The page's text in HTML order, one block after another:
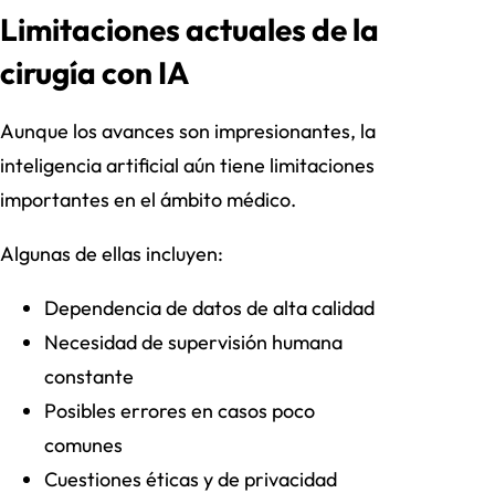
Limitaciones actuales de la
cirugía con IA
Aunque los avances son impresionantes, la
inteligencia artificial aún tiene limitaciones
importantes en el ámbito médico.
Algunas de ellas incluyen:
Dependencia de datos de alta calidad
Necesidad de supervisión humana
constante
Posibles errores en casos poco
comunes
Cuestiones éticas y de privacidad